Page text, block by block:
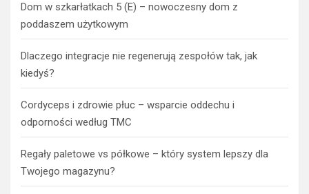
Dom w szkarłatkach 5 (E) – nowoczesny dom z
poddaszem użytkowym
Dlaczego integracje nie regenerują zespołów tak, jak
kiedyś?
Cordyceps i zdrowie płuc – wsparcie oddechu i
odporności według TMC
Regały paletowe vs półkowe – który system lepszy dla
Twojego magazynu?